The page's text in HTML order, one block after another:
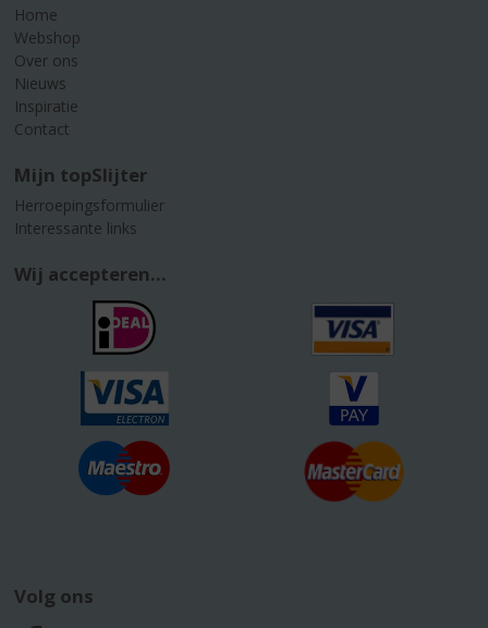
Home
Webshop
Over ons
Nieuws
Inspiratie
Contact
Mijn topSlijter
Herroepingsformulier
Interessante links
Wij accepteren...
Volg ons